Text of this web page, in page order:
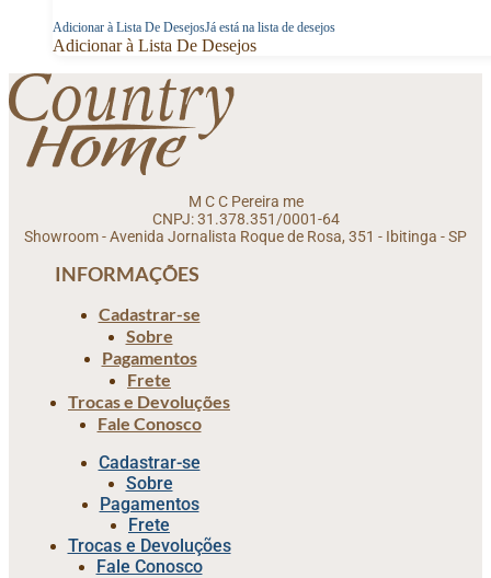
Adicionar à Lista De DesejosJá está na lista de desejos
Adicionar à Lista De Desejos
M C C Pereira me
CNPJ: 31.378.351/0001-64
Showroom - Avenida Jornalista Roque de Rosa, 351 - Ibitinga - SP
INFORMAÇÕES
Cadastrar-se
Sobre
Pagamentos
Frete
Trocas e Devoluções
Fale Conosco
Cadastrar-se
Sobre
Pagamentos
Frete
Trocas e Devoluções
Fale Conosco